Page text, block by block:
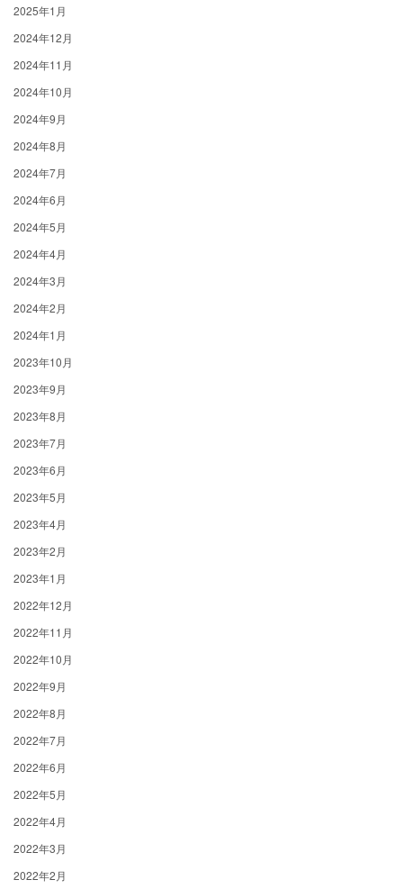
2025年1月
2024年12月
2024年11月
2024年10月
2024年9月
2024年8月
2024年7月
2024年6月
2024年5月
2024年4月
2024年3月
2024年2月
2024年1月
2023年10月
2023年9月
2023年8月
2023年7月
2023年6月
2023年5月
2023年4月
2023年2月
2023年1月
2022年12月
2022年11月
2022年10月
2022年9月
2022年8月
2022年7月
2022年6月
2022年5月
2022年4月
2022年3月
2022年2月